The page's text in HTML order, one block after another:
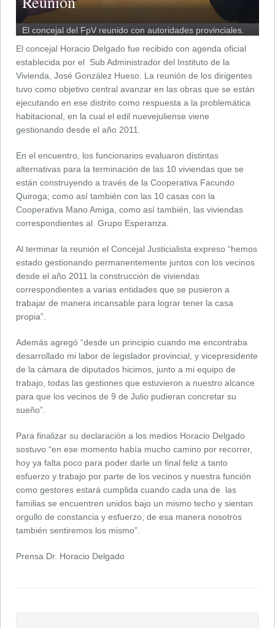
El concejal del FpV reunido con autoridades provinciales.
El concejal Horacio Delgado fue recibido con agenda oficial
establecida por el Sub Administrador del Instituto de la
Vivienda, José González Hueso. La reunión de los dirigentes
tuvo como objetivo central avanzar en las obras que se están
ejecutando en ese distrito como respuesta a la problemática
habitacional, en la cual el edil nuevejuliense viene
gestionando desde el año 2011.
En el encuentro, los funcionarios evaluaron distintas
alternativas para la terminación de las 10 viviendas que se
están construyendo a través de la Cooperativa Facundo
Quiroga; como así también con las 10 casas con la
Cooperativa Mano Amiga, como así también, las viviendas
correspondientes al Grupo Esperanza.
Al terminar la reunión el Concejal Justicialista expreso “hemos
estado gestionando permanentemente juntos con los vecinos
desde el año 2011 la construcción de viviendas
correspondientes a varias entidades que se pusieron a
trabajar de manera incansable para lograr tener la casa
propia”.
Además agregó “desde un principio cuando me encontraba
desarrollado mi labor de legislador provincial, y vicepresidente
de la cámara de diputados hicimos, junto a mi equipo de
trabajo, todas las gestiones que estuvieron a nuestro alcance
para que los vecinos de 9 de Julio pudieran concretar su
sueño”.
Para finalizar su declaración a los medios Horacio Delgado
sostuvo “en ese momento había mucho camino por recorrer,
hoy ya falta poco para poder darle un final feliz a tanto
esfuerzo y trabajo por parte de los vecinos y nuestra función
como gestores estará cumplida cuando cada una de las
familias se encuentren unidos bajo un mismo techo y sientan
orgullo de constancia y esfuerzo, de esa manera nosotros
también sentiremos los mismo”.
Prensa Dr. Horacio Delgado